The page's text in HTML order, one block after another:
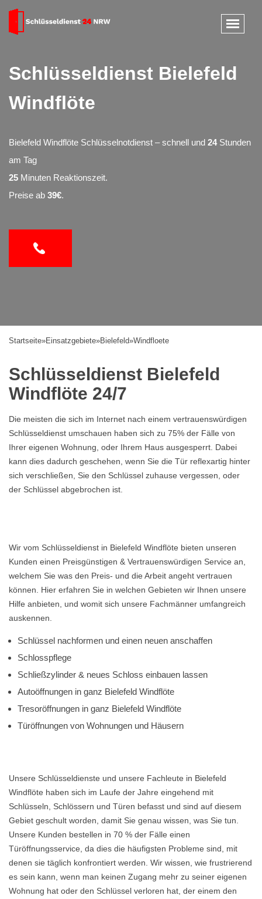
Schlüsseldienst Bielefeld
Windflöte
Bielefeld Windflöte Schlüsselnotdienst – schnell und 24Stunden
am Tag
25 Minuten Reaktionszeit.
Preise ab 39€.
Startseite»Einsatzgebiete»Bielefeld»Windfloete
Schlüsseldienst Bielefeld
Windflöte 24/7
Die meisten die sich im Internet nach einem vertrauenswürdigen
Schlüsseldienst umschauen haben sich zu 75% der Fälle von
Ihrer eigenen Wohnung, oder Ihrem Haus ausgesperrt. Dabei
kann dies dadurch geschehen, wenn Sie die Tür reflexartig hinter
sich verschließen, Sie den Schlüssel zuhause vergessen, oder
der Schlüssel abgebrochen ist.
Wir vom Schlüsseldienst in Bielefeld Windflöte bieten unseren
Kunden einen Preisgünstigen & Vertrauenswürdigen Service an,
welchem Sie was den Preis- und die Arbeit angeht vertrauen
können. Hier erfahren Sie in welchen Gebieten wir Ihnen unsere
Hilfe anbieten, und womit sich unsere Fachmänner umfangreich
auskennen.
Schlüssel nachformen und einen neuen anschaffen
Schlosspflege
Schließzylinder & neues Schloss einbauen lassen
Autoöffnungen in ganz Bielefeld Windflöte
Tresoröffnungen in ganz Bielefeld Windflöte
Türöffnungen von Wohnungen und Häusern
Unsere Schlüsseldienste und unsere Fachleute in Bielefeld
Windflöte haben sich im Laufe der Jahre eingehend mit
Schlüsseln, Schlössern und Türen befasst und sind auf diesem
Gebiet geschult worden, damit Sie genau wissen, was Sie tun.
Unsere Kunden bestellen in 70 % der Fälle einen
Türöffnungsservice, da dies die häufigsten Probleme sind, mit
denen sie täglich konfrontiert werden. Wir wissen, wie frustrierend
es sein kann, wenn man keinen Zugang mehr zu seiner eigenen
Wohnung hat oder den Schlüssel verloren hat, der einem den